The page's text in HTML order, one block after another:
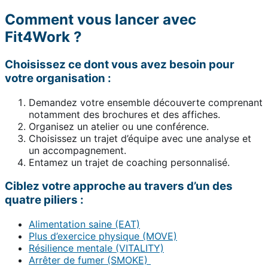
Comment vous lancer avec
Fit4Work ?
Choisissez ce dont vous avez besoin pour
votre organisation :
Demandez votre ensemble découverte comprenant
notamment des brochures et des affiches.
Organisez un atelier ou une conférence.
Choisissez un trajet d’équipe avec une analyse et
un accompagnement.
Entamez un trajet de coaching personnalisé.
Ciblez votre approche au travers d’un des
quatre piliers :
Alimentation saine (EAT)
Plus d’exercice physique (MOVE)
Résilience mentale (VITALITY)
Arrêter de fumer (SMOKE)